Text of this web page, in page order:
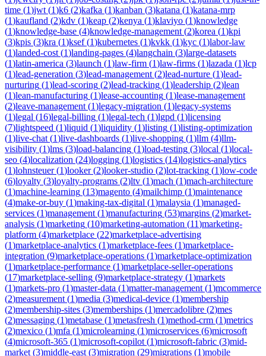
time (1)jwt (1)k6 (2)kafka (1)kanban (3)katana (1)katana-mrp
(1)kaufland (2)kdv (1)keap (2)kenya (1)klaviyo (1)knowledge
(1)knowledge-base (4)knowledge-management (2)korea (1)kpi
(3)kpis (3)kra (1)ksef(1)kubernetes (1)kvkk (1)kyc (1)labor-law
(1)landed-cost (1)landing-pages (4)langchain (3)large-datasets
(1)latin-america (3)launch (1)law-firm (1)law-firms (1)lazada (1)lcp
(1)lead-generation (3)lead-management (2)lead-nurture (1)lead-
nurturing (1)lead-scoring (2)lead-tracking (1)leadership (2)lean
(1)lean-manufacturing (1)lease-accounting (1)lease-management
(2)leave-management (1)legacy-migration (1)legacy-systems
(1)legal (16)legal-billing (1)legal-tech (1)lgpd (1)licensing
(7)lightspeed (1)liquid (1)liquidity (1)listing (1)listing-optimization
(1)live-chat (1)live-dashboards (1)live-shopping (1)llm (4)llm-
visibility (1)lms (3)load-balancing (1)load-testing (3)local (1)local-
seo (4)localization (24)logging (1)logistics (14)logistics-analytics
(1)lohnsteuer(1)looker(2)looker-studio (2)lot-tracking (1)low-code
(6)loyalty (3)loyalty-programs (2)ltv (1)mach (1)mach-architecture
(1)machine-learning (13)magento (4)mailchimp (1)maintenance
(4)make-or-buy (1)making-tax-digital (1)malaysia (1)managed-
services (1)management (1)manufacturing (53)margins (2)market-
analysis (1)marketing (10)marketing-automation (11)marketing-
platform (4)marketplace (22)marketplace-advertising
(1)marketplace-analytics (1)marketplace-fees (1)marketplace-
integration (9)marketplace-operations (1)marketplace-optimization
(1)marketplace-performance (1)marketplace-seller-operations
(17)marketplace-selling (9)marketplace-strategy (1)markets
(1)markets-pro (1)master-data (1)matter-management (1)mcommerce
(2)measurement (1)media (3)medical-device (1)membership
(2)membership-sites (3)memberships (1)mercadolibre (2)mes
(2)messaging (1)metabase (1)metasfresh (1)method-crm (1)metrics
(2)mexico (1)mfa (1)microlearning (1)microservices (6)microsoft
(4)microsoft-365 (1)microsoft-copilot (1)microsoft-fabric (3)mid-
market (3)middle-east (3)migration (29)migrations (1)mobile